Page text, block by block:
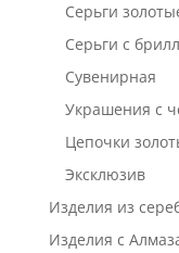
Серьги
Серьги с
Сувенирная
Украшения с
Цепочки
Эксклюзив
Изделия из
Изделия с